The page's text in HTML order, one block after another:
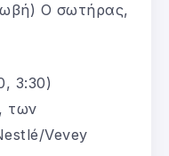
Ο σωτήρας,
3:30)
των
Vevey